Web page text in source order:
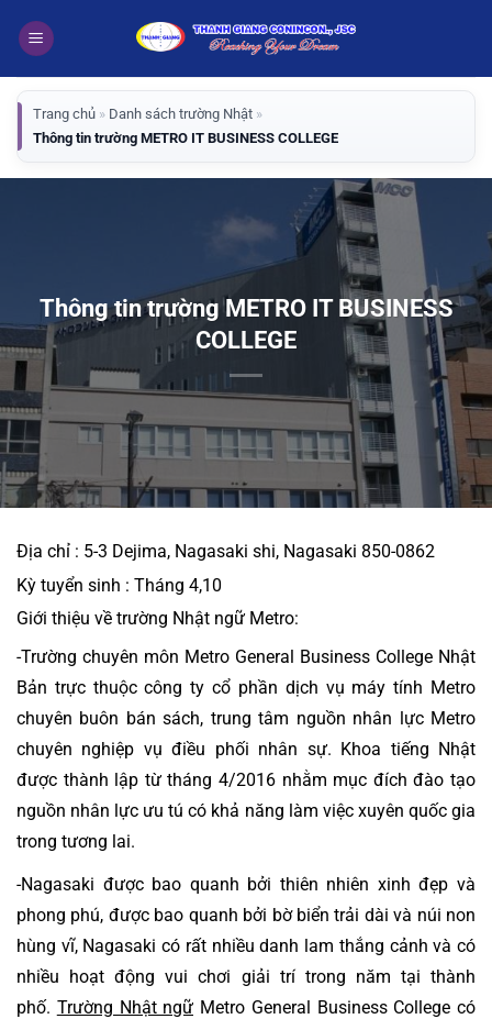
qua
dung
Trang chủ » Danh sách trường Nhật »
Thông tin trường METRO IT BUSINESS COLLEGE
Thông tin trường METRO IT BUSINESS
COLLEGE
Địa chỉ : 5-3 Dejima, Nagasaki shi, Nagasaki 850-0862
Kỳ tuyển sinh : Tháng 4,10
Giới thiệu về trường Nhật ngữ Metro:
-Trường chuyên môn Metro General Business College Nhật
Bản trực thuộc công ty cổ phần dịch vụ máy tính Metro
chuyên buôn bán sách, trung tâm nguồn nhân lực Metro
chuyên nghiệp vụ điều phối nhân sự. Khoa tiếng Nhật
được thành lập từ tháng 4/2016 nhằm mục đích đào tạo
nguồn nhân lực ưu tú có khả năng làm việc xuyên quốc gia
trong tương lai.
-Nagasaki được bao quanh bởi thiên nhiên xinh đẹp và
phong phú, được bao quanh bởi bờ biển trải dài và núi non
hùng vĩ, Nagasaki có rất nhiều danh lam thắng cảnh và có
nhiều hoạt động vui chơi giải trí trong năm tại thành
phố. Trường Nhật ngữ Metro General Business College có